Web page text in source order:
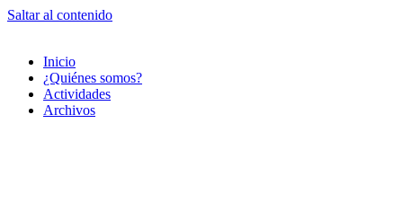
Saltar al contenido
Inicio
¿Quiénes somos?
Actividades
Archivos